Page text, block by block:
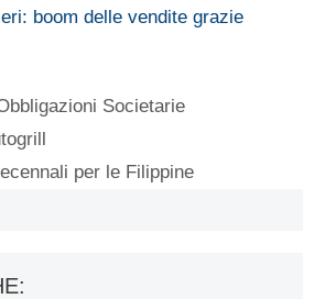
boom delle vendite grazie
Societarie
per le Filippine